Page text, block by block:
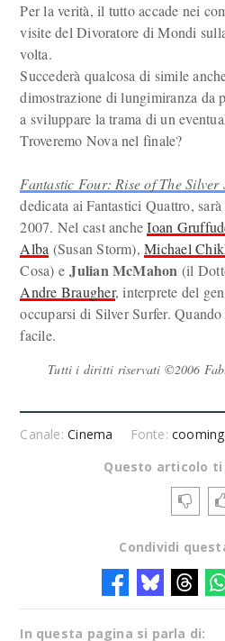
Per la verità, il tutto accade nei
visite del Divoratore di Mondi
volta.
Succederà qualcosa di simile
dimostrazione di lungimiranza da
a sviluppare la trama di un
Troveremo Nova nel finale?
Fantastic Four: Rise of The Silver
dedicata ai Fantastici Quattro,
2007. Nel cast ancheIoan
Alba (Susan Storm),Michael
Cosa) eJulian McMahon (il
Andre Braugher, interprete del
occuparsi di Silver Surfer.
facile.
Tutti i diritti riservati ©2006
Canale:Cinema Fonte:
Questo articolo ti
Condividi
In questa pagina si parla di: